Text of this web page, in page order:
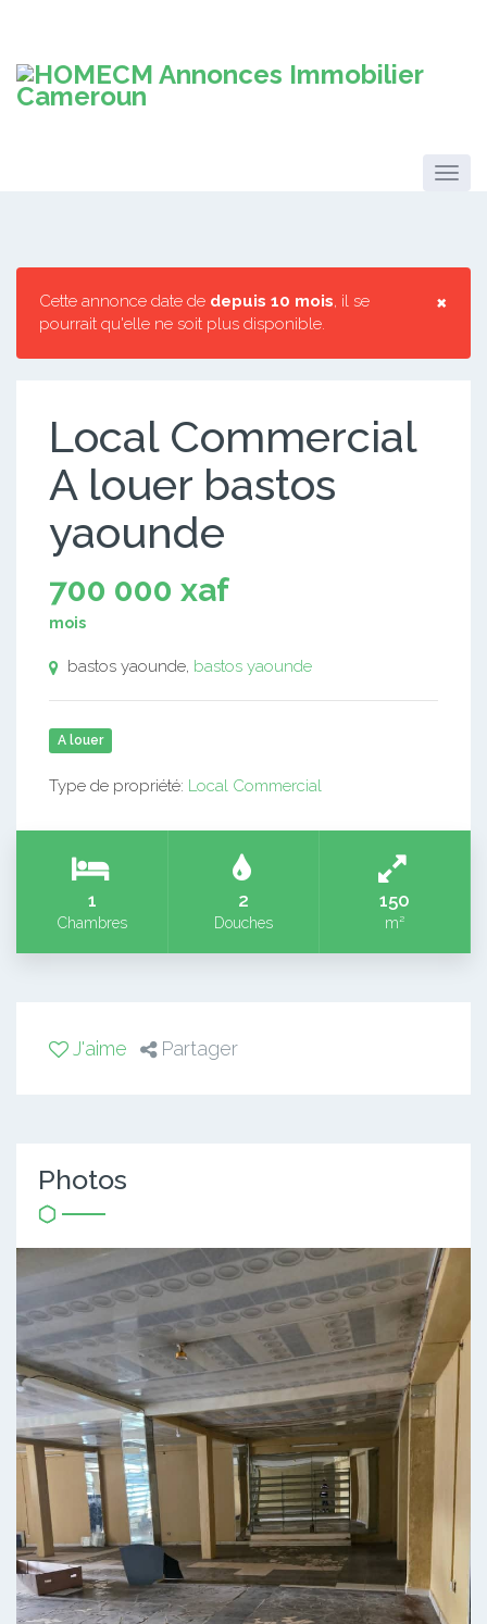
×
Cette annonce date de depuis 10 mois, il se
pourrait qu'elle ne soit plus disponible.
Local Commercial
A louer bastos
yaounde
700 000 xaf
mois
bastos yaounde, bastos yaounde
A louer
Type de propriété: Local Commercial
1
Chambres
2
Douches
150
m²
J'aime Partager
Photos